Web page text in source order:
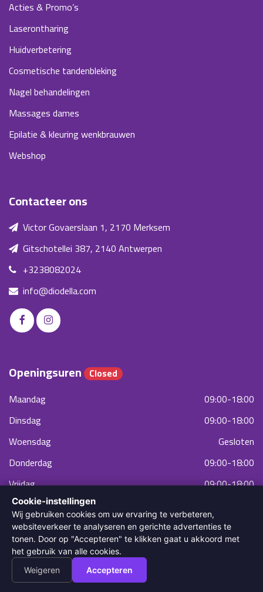
Acties & Promo’s
Laserontharing
Huidverbetering
Cosmetische tandenbleking
Nagel behandelingen
Massages dames
Epilatie & kleuring wenkbrauwen
Webshop
Contacteer ons
Victor Govaerslaan 1, 2170 Merksem
Gitschotellei 387, 2140 Antwerpen
+3238082024
info@diodella.com
Openingsuren Closed
Maandag
09:00-18:00
Dinsdag
09:00-18:00
Woensdag
Gesloten
Donderdag
09:00-18:00
Vrijdag
09:00-18:00
Zaterdag
Zondag
09:00-18:00
Cookie-instellingen
Wij gebruiken cookies om uw ervaring te verbeteren,
websiteverkeer te analyseren en gerichte advertenties te
tonen. Door op "Accepteren" te klikken gaat u akkoord met
het gebruik van alle cookies.
Weigeren
Accepteren